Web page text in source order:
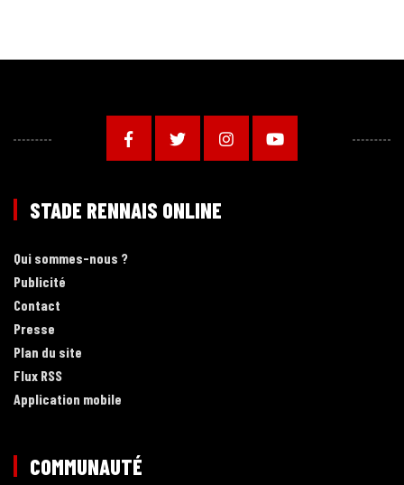
STADE RENNAIS ONLINE
Qui sommes-nous ?
Publicité
Contact
Presse
Plan du site
Flux RSS
Application mobile
COMMUNAUTÉ